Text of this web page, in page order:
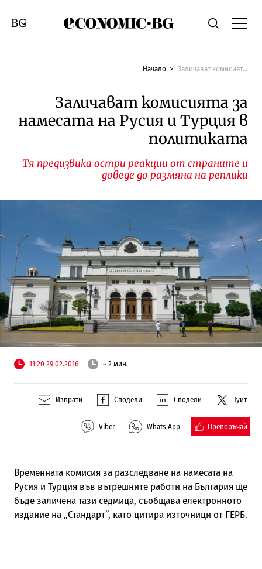
Economic.bgТърсене
Смяна на език
Начало Заличават комисията за намесата на Русия и Турция в политиката
Заличават комисията за
намесата на Русия и Турция в
политиката
Тя предизвика остри реакции от страните и
доведе до размяна на реплики
11:20 29.02.2016 ~ 2 мин.
Изпрати Сподели Сподели Туит
Viber Whats App Препоръчай
Временната комисия за разследване на намесата на
Русия и Турция във вътрешните работи на България ще
бъде заличена тази седмица, съобщава електронното
издание на „Стандарт”, като цитира източници от ГЕРБ.